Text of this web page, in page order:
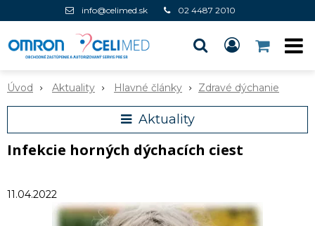
info@celimed.sk 02 4487 2010
Úvod Aktuality Hlavné články Zdravé dýchanie
Aktuality
Infekcie horných dýchacích ciest
11.04.2022